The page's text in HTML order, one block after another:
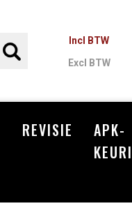
Incl BTW
Excl BTW
Winkelwagen
REVISIE
APK-